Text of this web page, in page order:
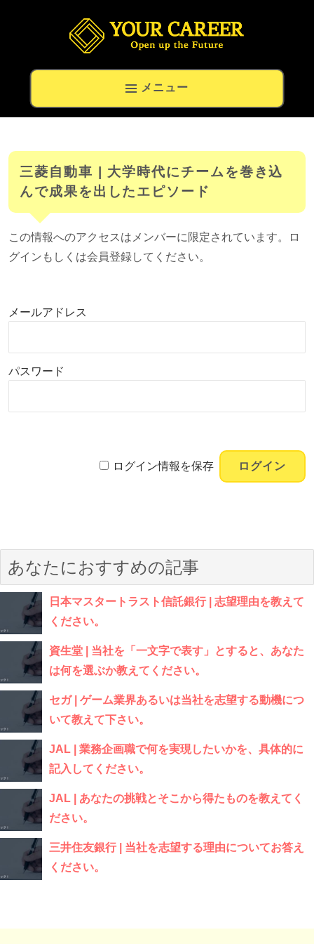
留学生の就職と高度外国人材の転職専門キャリアナビ
メニュー
三菱自動車 | 大学時代にチームを巻き込
んで成果を出したエピソード
この情報へのアクセスはメンバーに限定されています。ロ
グインもしくは会員登録してください。
メールアドレス
パスワード
ログイン情報を保存
あなたにおすすめの記事
日本マスタートラスト信託銀行 | 志望理由を教えて
ください。
資生堂 | 当社を「一文字で表す」とすると、あなた
は何を選ぶか教えてください。
セガ | ゲーム業界あるいは当社を志望する動機につ
いて教えて下さい。
JAL | 業務企画職で何を実現したいかを、具体的に
記入してください。
JAL | あなたの挑戦とそこから得たものを教えてく
ださい。
三井住友銀行 | 当社を志望する理由についてお答え
ください。